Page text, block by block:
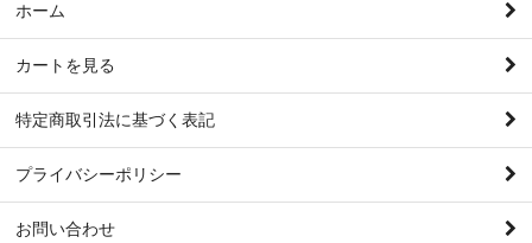
ホーム
カートを見る
特定商取引法に基づく表記
プライバシーポリシー
お問い合わせ